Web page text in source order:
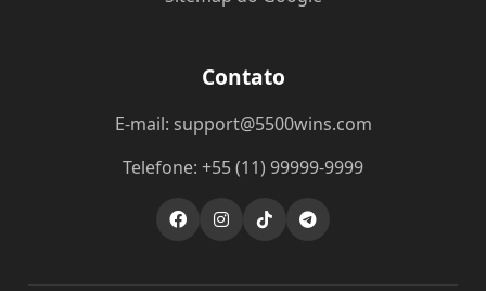
Contato
E-mail: support@5500wins.com
Telefone: +55 (11) 99999-9999